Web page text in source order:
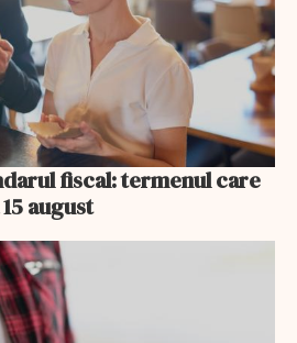
fiscal: termenul care
august